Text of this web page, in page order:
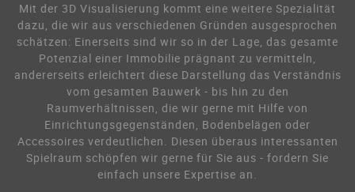
Mit der 3D Visualisierung kommt eine weitere Spezialität
dazu, die wir aus verschiedenen Gründen ausgesprochen
schätzen: Einerseits sind wir so in der Lage, das gesamte
Potenzial einer Immobilie prägnant zu vermitteln,
andererseits erleichtert diese Darstellung das Verständnis
vom gesamten Bauwerk - bis hin zu den
Raumverhältnissen, die wir gerne mit Hilfe von
Einrichtungsgegenständen, Bodenbelägen oder
Accessoires verdeutlichen. Diesen überaus interessanten
Spielraum schöpfen wir gerne für Sie aus - fordern Sie
einfach unsere Expertise an.